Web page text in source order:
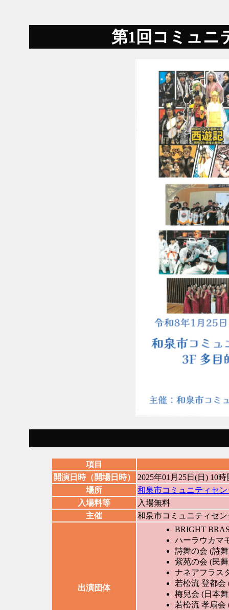
第1回コミュニ
項目
開演日時（開場日時）
2025年01月25日(日) 10
場所
和泉市コミュニティセ
入場料等
入場無料
主催
和泉市コミュニティセ
出演団体
BRIGHT
ハーラウカマ
詩舞の会 (詩
紫苑の会 (民
ナネアフラス
若松流 登都会
梅兒会 (日本
若松流 孝扇会